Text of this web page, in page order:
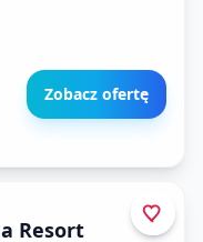
Zobacz ofertę
Resort